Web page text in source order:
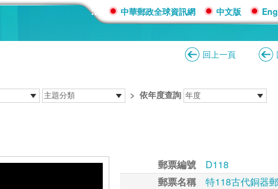
::: 中華郵政全球資訊網 中文版
回上一頁
> 依年度查詢
郵票編號
D118
郵票名稱
特118古代銅器